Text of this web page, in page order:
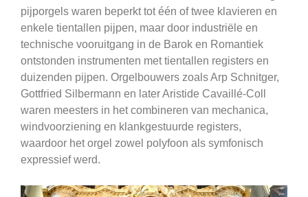
pijporgels waren beperkt tot één of twee klavieren en
enkele tientallen pijpen, maar door industriële en
technische vooruitgang in de Barok en Romantiek
ontstonden instrumenten met tientallen registers en
duizenden pijpen. Orgelbouwers zoals Arp Schnitger,
Gottfried Silbermann en later Aristide Cavaillé-Coll
waren meesters in het combineren van mechanica,
windvoorziening en klankgestuurde registers,
waardoor het orgel zowel polyfoon als symfonisch
expressief werd.